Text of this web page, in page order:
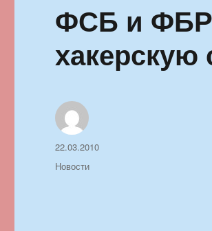
ФСБ и ФБР
хакерскую
Автор
Опубликовано
22.03.2010
Рубрики
Новости